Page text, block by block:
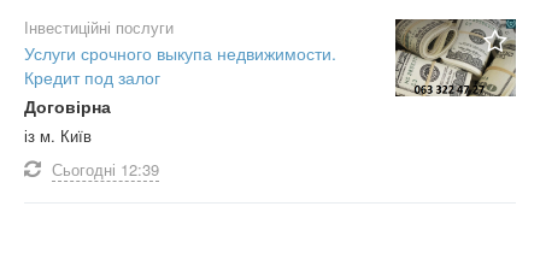
Інвестиційні послуги
Услуги срочного выкупа недвижимости.
Кредит под залог
Договірна
із м. Київ
Сьогодні 12:39